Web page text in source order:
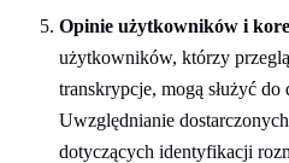
Opinie użytkowników i
użytkowników, którzy
transkrypcje, mogą służyć
Uwzględnianie
dotyczących identyfikacji